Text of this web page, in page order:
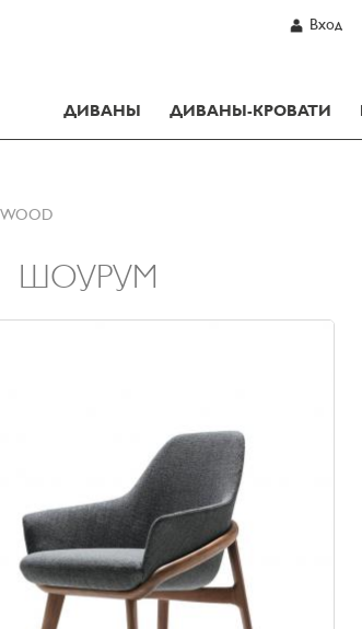
Вход
ДИВАНЫ ДИВАНЫ-КРОВАТИ
ШОУРУМ